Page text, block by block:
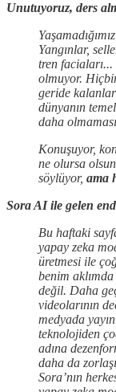
Unutuyoruz, ders
Yangınlar,
tren
olmuyor.
geride kalanlar
dünyanın
daha
Konuşuyor,
ne olursa
söylüyor, ama
Sora AI ile gelen
Bu haftaki
yapay zeka
üretmesi ile
benim
değil. Daha
videolarının
medyada
teknolojiden
adına
daha da
Sora’nın